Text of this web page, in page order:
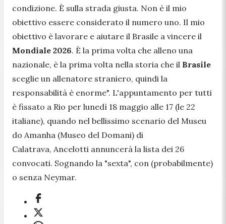
condizione. È sulla strada giusta. Non è il mio
obiettivo essere considerato il numero uno. Il mio
obiettivo è lavorare e aiutare il Brasile a vincere il
Mondiale 2026. È la prima volta che alleno una
nazionale, è la prima volta nella storia che il Brasile
sceglie un allenatore straniero, quindi la
responsabilità è enorme". L'appuntamento per tutti
è fissato a Rio per lunedì 18 maggio alle 17 (le 22
italiane), quando nel bellissimo scenario del Museu
do Amanha (Museo del Domani) di
Calatrava, Ancelotti annuncerà la lista dei 26
convocati. Sognando la "sexta", con (probabilmente)
o senza Neymar.